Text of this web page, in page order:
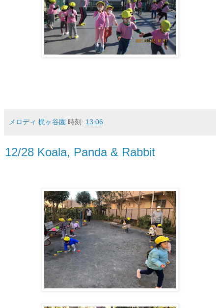
メロディ 梶ヶ谷園 時刻: 13:06
12/28 Koala, Panda & Rabbit